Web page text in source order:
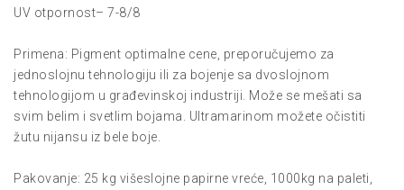
UV otpornost– 7-8/8
Primena: Pigment optimalne cene, preporučujemo za
jednoslojnu tehnologiju ili za bojenje sa dvoslojnom
tehnologijom u građevinskoj industriji. Može se mešati sa
svim belim i svetlim bojama. Ultramarinom možete očistiti
žutu nijansu iz bele boje.
Pakovanje: 25 kg višeslojne papirne vreće, 1000kg na paleti,